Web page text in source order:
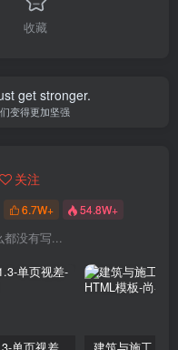
收藏
get stronger.
变得更加坚强
关注
6.7W+ 54.8W+
都没有写...